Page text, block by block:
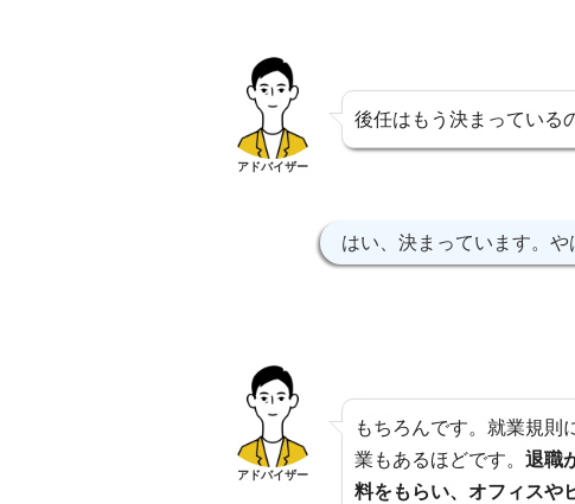
アドバイザー
後任はもう決まっている
はい、決まっています。
アドバイザー
もちろんです。就業規則
業もあるほどです。 退職
料をもらい、オフィスや